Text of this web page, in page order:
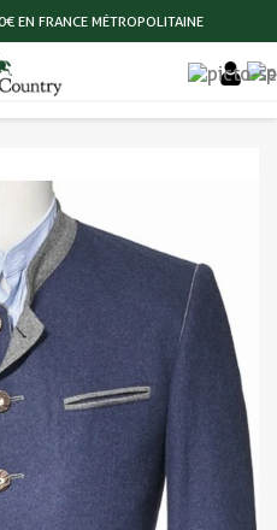
EN FRANCE MÉTROPOLITAINE